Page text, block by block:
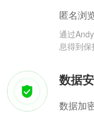
匿名浏
通过
息得到保
数据
数据加